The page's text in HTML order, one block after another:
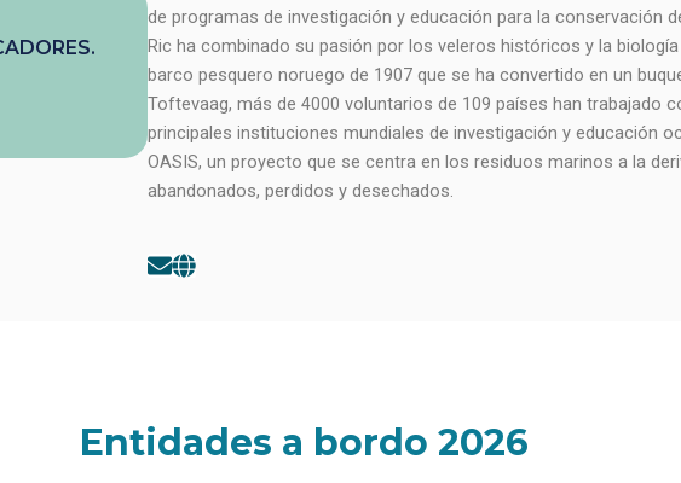
de programas de investigación y educación para la conservación
Ric ha combinado su pasión por los veleros históricos y la
barco pesquero noruego de 1907 que se ha convertido en un
Toftevaag, más de 4000 voluntarios de 109 países han trabajado
principales instituciones mundiales de investigación y educación
OASIS, un proyecto que se centra en los residuos marinos a la
abandonados, perdidos y desechados.
E
e
G
Entidades a bordo 2026